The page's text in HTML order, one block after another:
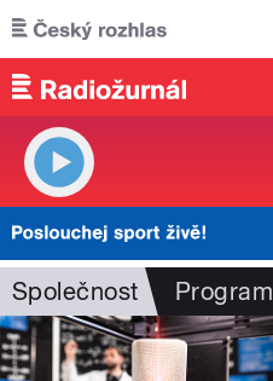
Přejít k hlavnímu obsahu
Společnost Program